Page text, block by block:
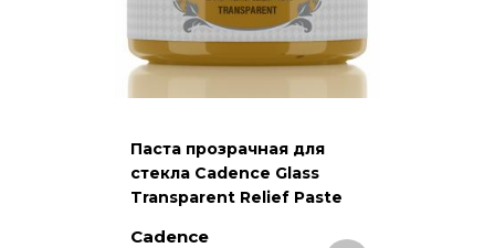
Паста прозрачная для
стекла Cadence Glass
Transparent Relief Paste
Cadence